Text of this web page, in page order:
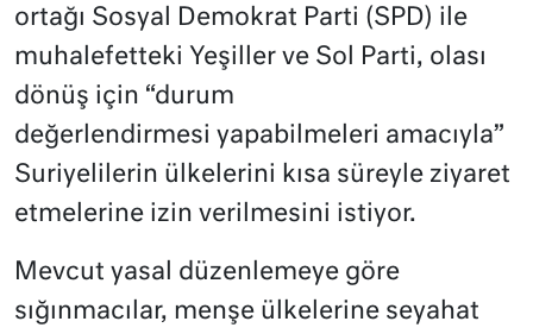
ortağı Sosyal Demokrat Parti (SPD) ile
muhalefetteki Yeşiller ve Sol Parti, olası
dönüş için “durum
değerlendirmesi yapabilmeleri amacıyla”
Suriyelilerin ülkelerini kısa süreyle ziyaret
etmelerine izin verilmesini istiyor.
Mevcut yasal düzenlemeye göre
sığınmacılar, menşe ülkelerine seyahat